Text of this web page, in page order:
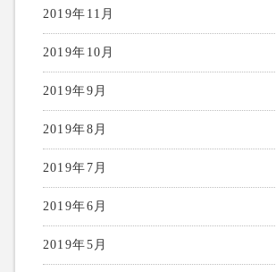
2019年11月
2019年10月
2019年9月
2019年8月
2019年7月
2019年6月
2019年5月